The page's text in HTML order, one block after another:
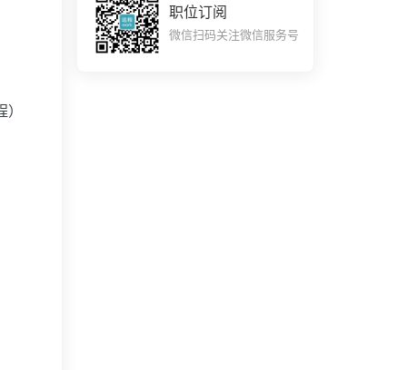
职位订阅
微信扫码关注微信服务号